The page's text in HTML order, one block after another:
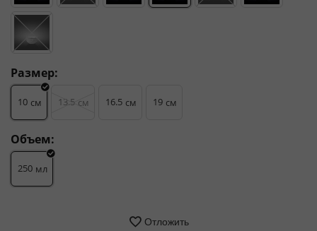
Размер:
10 см 13.5 см 16.5 см 19 см
Объем:
250 мл
Отложить